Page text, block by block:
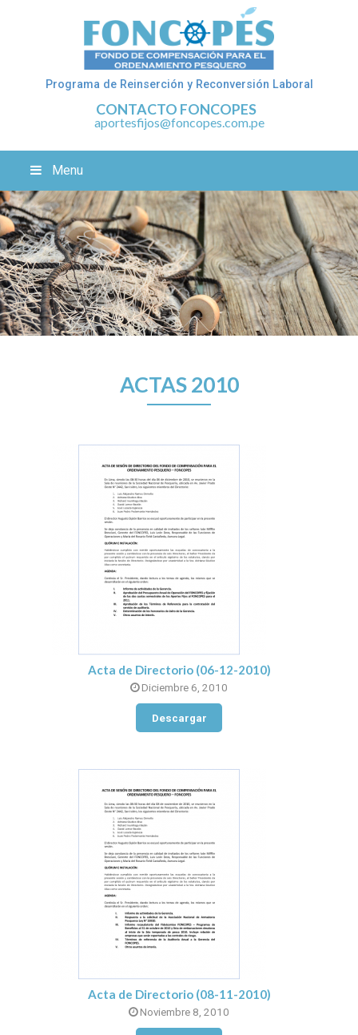
Programa de Reinserción y Reconversión Laboral
CONTACTO FONCOPES
aportesfijos@foncopes.com.pe
Menu
ACTAS 2010
Acta de Directorio (06-12-2010)
Diciembre 6, 2010
Descargar
Acta de Directorio (08-11-2010)
Noviembre 8, 2010